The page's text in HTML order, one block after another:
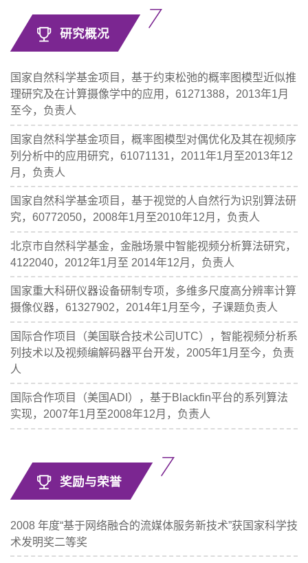
研究概况
国家自然科学基金项目，基于约束松弛的概率图模型近似推
理研究及在计算摄像学中的应用，61271388，2013年1月
至今，负责人
国家自然科学基金项目，概率图模型对偶优化及其在视频序
列分析中的应用研究，61071131，2011年1月至2013年12
月，负责人
国家自然科学基金项目，基于视觉的人自然行为识别算法研
究，60772050，2008年1月至2010年12月，负责人
北京市自然科学基金，金融场景中智能视频分析算法研究，
4122040，2012年1月至 2014年12月，负责人
国家重大科研仪器设备研制专项，多维多尺度高分辨率计算
摄像仪器，61327902，2014年1月至今，子课题负责人
国际合作项目（美国联合技术公司UTC），智能视频分析系
列技术以及视频编解码器平台开发，2005年1月至今，负责
人
国际合作项目（美国ADI），基于Blackfin平台的系列算法
实现，2007年1月至2008年12月，负责人
奖励与荣誉
2008 年度“基于网络融合的流媒体服务新技术”获国家科学技
术发明奖二等奖